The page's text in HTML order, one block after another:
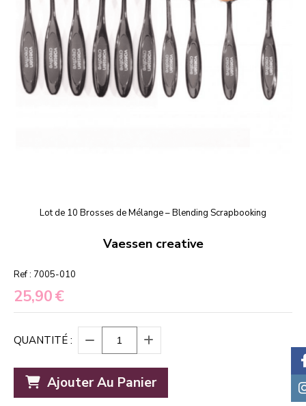
Lot de 10 Brosses de Mélange – Blending Scrapbooking
Vaessen creative
Ref : 7005-010
25,90€
QUANTITÉ :
Ajouter Au Panier